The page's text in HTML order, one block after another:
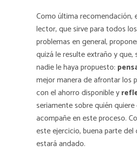
Como última recomendación,
lector, que sirve para todos
problemas en general,
quizá le resulte extraño y que,
nadie le haya propuesto:
mejor manera de afrontar los
con el ahorro disponible y
seriamente sobre quién
acompañe en este proceso.
este ejercicio, buena parte del
estará andado.